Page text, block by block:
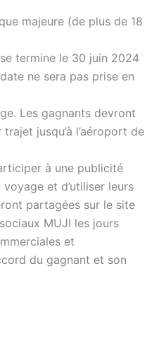
majeure (de plus de 18
termine le 30 juin 2024
ne sera pas prise en
Les gagnants devront
jusqu’à l’aéroport de
à une publicité
et d’utiliser leurs
partagées sur le site
MUJI les jours
et
du gagnant et son